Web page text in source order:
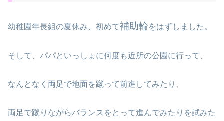
幼稚園年長組の夏休み、初めて補助輪をはずしました。
そして、パパといっしょに何度も近所の公園に行って、
なんとなく両足で地面を蹴って前進してみたり、
両足で蹴りながらバランスをとって進んでみたりを試みた